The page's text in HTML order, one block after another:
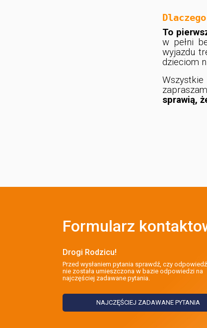
To
w pełni
wyjazdu
dzieciom
sprawią,
Formularz
Drogi Rodzicu!
Przed wysłaniem pytania sprawdź, czy
nie została umieszczona w bazie odpowiedzi na
najczęściej zadawane pytania.
NAJCZĘŚCIEJ ZADAWANE PYTANIA